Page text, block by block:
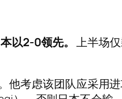
以2-0领先。上半场
他考虑该团队应采用